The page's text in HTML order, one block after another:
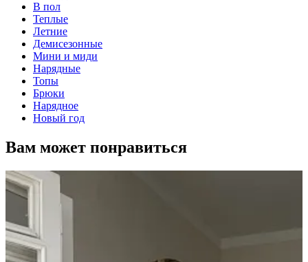
В пол
Теплые
Летние
Демисезонные
Мини и миди
Нарядные
Топы
Брюки
Нарядное
Новый год
Вам может понравиться